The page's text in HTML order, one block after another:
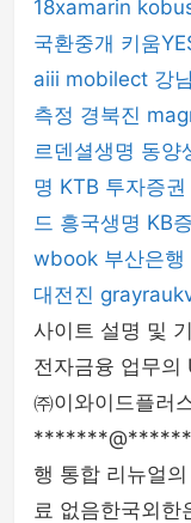
18xamarin
국환중개 키움
aiii mobilect 강
측정 경북진
르덴셜생명 동양
명 KTB 투자증권
드 흥국생명 KB
wbook 부산은행
대전진
사이트 설명 및
전자금융 업무
㈜이와이드플러
행 통합 리뉴얼
료 없음한국외한